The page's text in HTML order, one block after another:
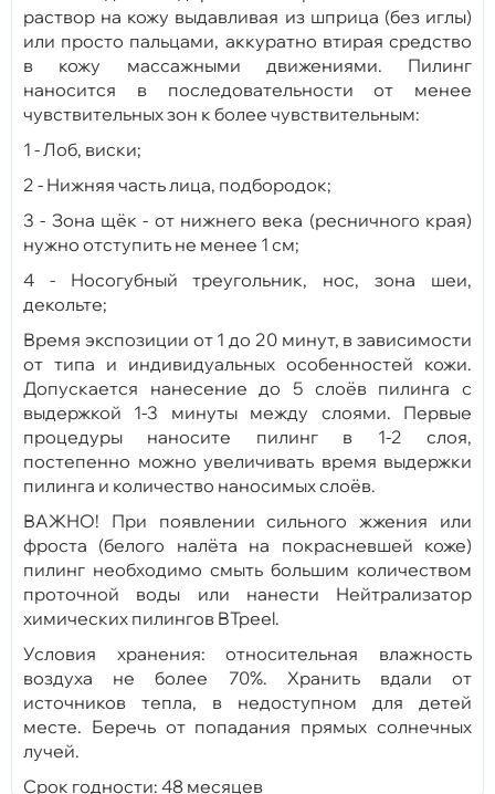
раствор на кожу выдавливая из шприца (без иглы)
или просто пальцами, аккуратно втирая средство
в кожу массажными движениями. Пилинг
наносится в последовательности от менее
чувствительных зон к более чувствительным:
1 - Лоб, виски;
2 - Нижняя часть лица, подбородок;
3 - Зона щёк - от нижнего века (ресничного края)
нужно отступить не менее 1 см;
4 - Носогубный треугольник, нос, зона шеи,
декольте;
Время экспозиции от 1 до 20 минут, в зависимости
от типа и индивидуальных особенностей кожи.
Допускается нанесение до 5 слоёв пилинга с
выдержкой 1-3 минуты между слоями. Первые
процедуры наносите пилинг в 1-2 слоя,
постепенно можно увеличивать время выдержки
пилинга и количество наносимых слоёв.
ВАЖНО! При появлении сильного жжения или
фроста (белого налёта на покрасневшей коже)
пилинг необходимо смыть большим количеством
проточной воды или нанести Нейтрализатор
химических пилингов BTpeel.
Условия хранения: относительная влажность
воздуха не более 70%. Хранить вдали от
источников тепла, в недоступном для детей
месте. Беречь от попадания прямых солнечных
лучей.
Срок годности: 48 месяцев